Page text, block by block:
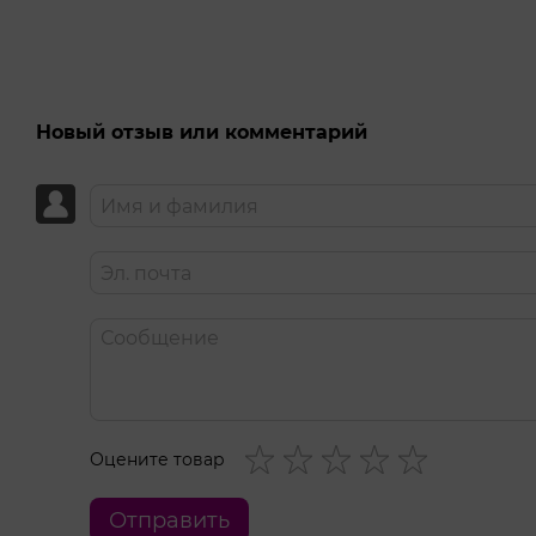
Новый отзыв или комментарий
Оцените товар
Отправить